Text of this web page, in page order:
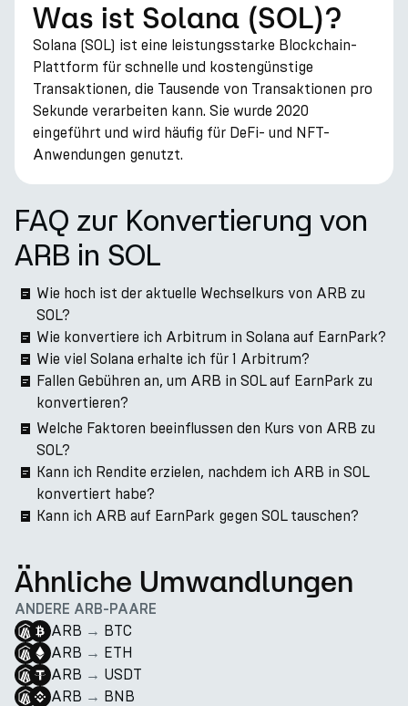
Was ist Solana (SOL)?
Solana (SOL) ist eine leistungsstarke Blockchain-
Plattform für schnelle und kostengünstige
Transaktionen, die Tausende von Transaktionen pro
Sekunde verarbeiten kann. Sie wurde 2020
eingeführt und wird häufig für DeFi- und NFT-
Anwendungen genutzt.
FAQ zur Konvertierung von
ARB in SOL
Wie hoch ist der aktuelle Wechselkurs von ARB zu
SOL?
Wie konvertiere ich Arbitrum in Solana auf EarnPark?
Wie viel Solana erhalte ich für 1 Arbitrum?
Fallen Gebühren an, um ARB in SOL auf EarnPark zu
konvertieren?
Welche Faktoren beeinflussen den Kurs von ARB zu
SOL?
Kann ich Rendite erzielen, nachdem ich ARB in SOL
konvertiert habe?
Kann ich ARB auf EarnPark gegen SOL tauschen?
Ähnliche Umwandlungen
ANDERE ARB-PAARE
ARB → BTC
ARB → ETH
ARB → USDT
ARB → BNB